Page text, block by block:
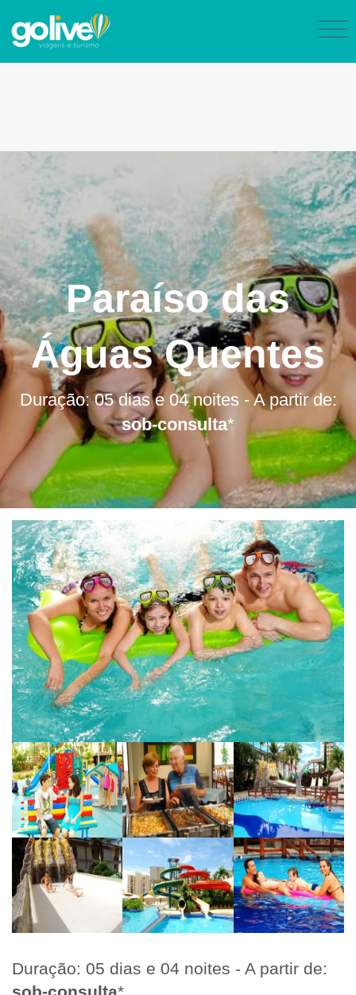
Paraíso das
Águas Quentes
Duração: 05 dias e 04 noites - A partir de:
sob-consulta*
Duração: 05 dias e 04 noites - A partir de:
sob-consulta*